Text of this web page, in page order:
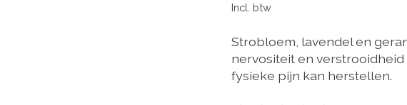
Incl. btw
Strobloem, lavendel en
nervositeit en
fysieke pijn kan herstellen.